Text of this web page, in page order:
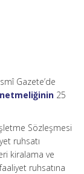
Gazete’de
25
Sözleşmesi
ruhsatı
kiralama ve
ruhsatına